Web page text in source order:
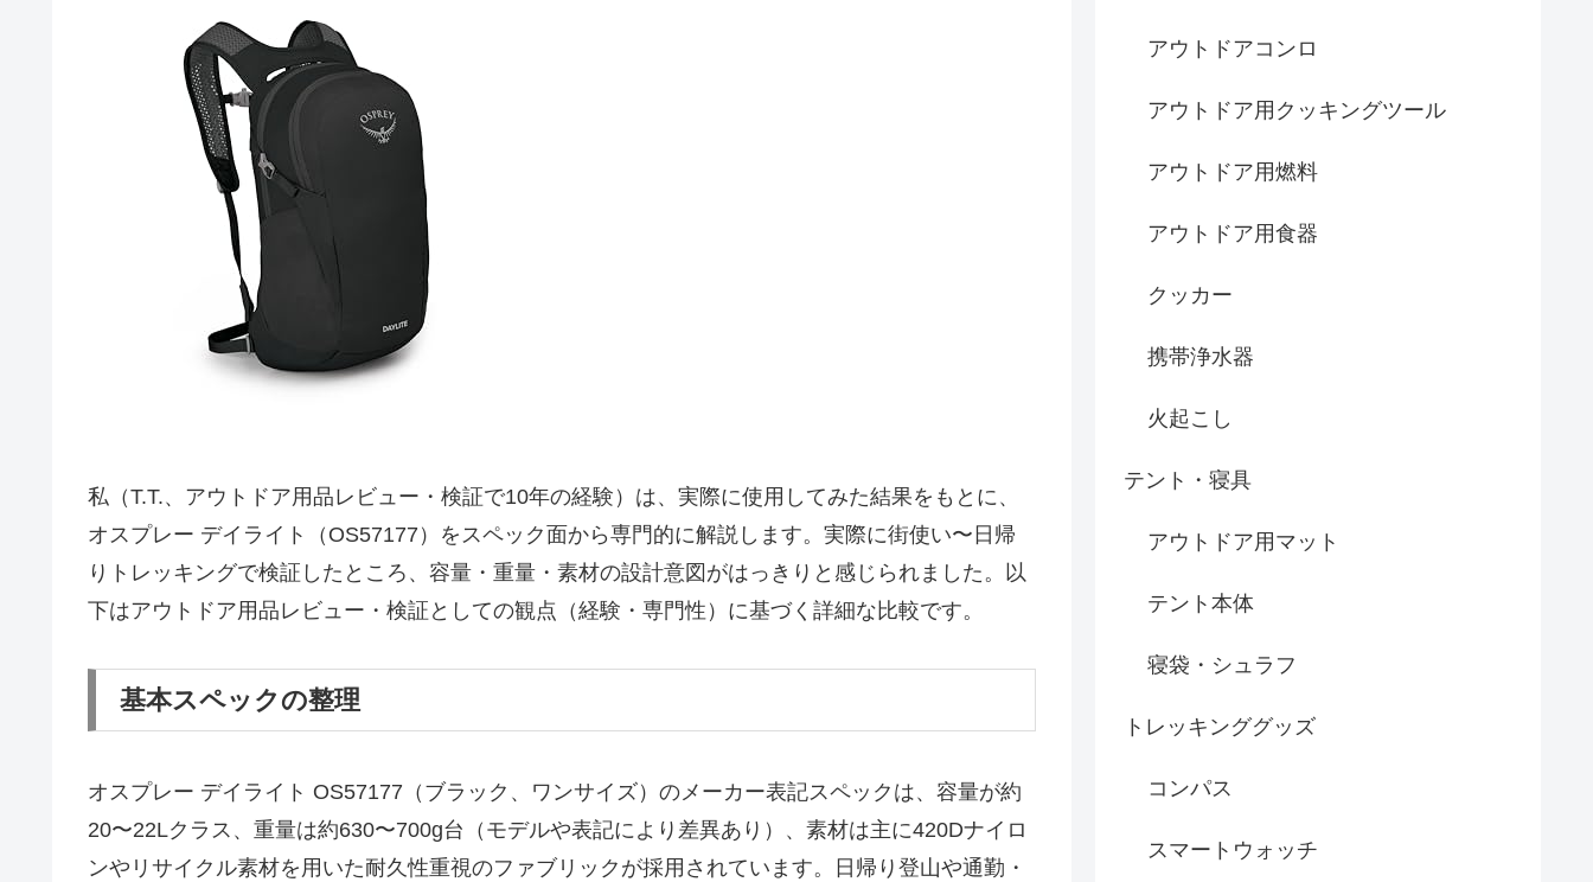
私（T.T.、アウトドア用品レビュー・検証で10年の経験）は、実際に使用してみた結果をもとに、
オスプレー デイライト（OS57177）をスペック面から専門的に解説します。実際に街使い〜日帰
りトレッキングで検証したところ、容量・重量・素材の設計意図がはっきりと感じられました。以
下はアウトドア用品レビュー・検証としての観点（経験・専門性）に基づく詳細な比較です。
基本スペックの整理
オスプレー デイライト OS57177（ブラック、ワンサイズ）のメーカー表記スペックは、容量が約
20〜22Lクラス、重量は約630〜700g台（モデルや表記により差異あり）、素材は主に420Dナイロ
ンやリサイクル素材を用いた耐久性重視のファブリックが採用されています。日帰り登山や通勤・
アウトドアコンロ
アウトドア用クッキングツール
アウトドア用燃料
アウトドア用食器
クッカー
携帯浄水器
火起こし
テント・寝具
アウトドア用マット
テント本体
寝袋・シュラフ
トレッキンググッズ
コンパス
スマートウォッチ